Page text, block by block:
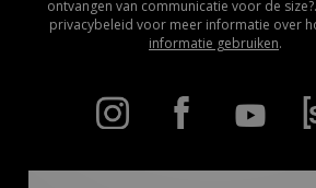
ontvangen van communicatie voor de
privacybeleid voor meer informatie over
informatie gebruiken.